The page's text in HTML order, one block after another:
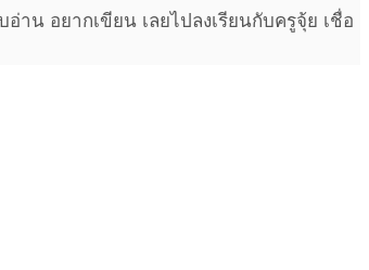
น อยากเขียน เลยไปลงเรียนกับครูจุ้ย เชื่อ